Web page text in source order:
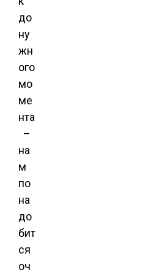
до
ну
жн
ого
мо
ме
нта
–
на
м
по
на
до
бит
ся
оч